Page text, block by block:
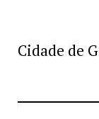
Cidade de